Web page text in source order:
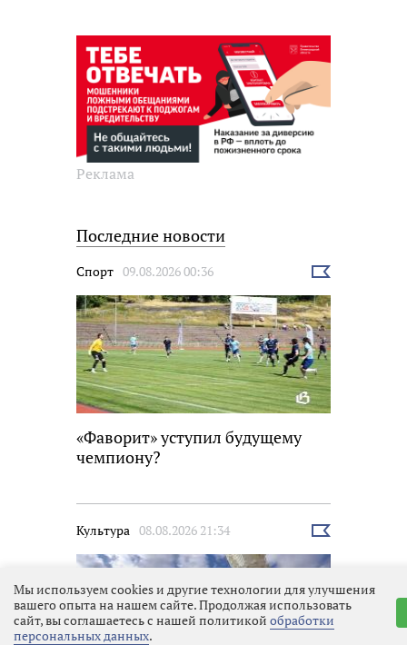
Реклама
Последние новости
Спорт 09.08.2026 00:36
Выбрать
«Фаворит» уступил будущему
чемпиону?
Культура 08.08.2026 21:34
Выбрать
Мы используем cookies и другие технологии для улучшения
вашего опыта на нашем сайте. Продолжая использовать
сайт, вы соглашаетесь с нашей политикой обработки
персональных данных.